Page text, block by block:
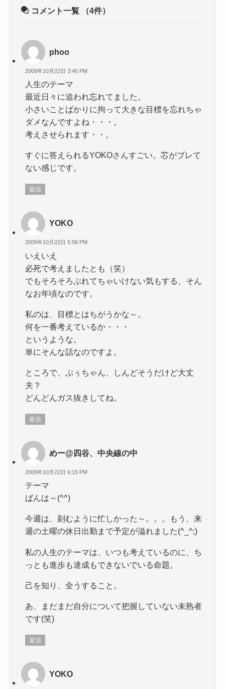
コメント一覧 （4件）
phoo
2009年10月22日 3:40 PM
人生のテーマ
最近日々に追われ忘れてました。
小さいことばかりに拘って大きな目標を忘れちゃ
ダメなんですよね・・・。
考えさせられます・・。
すぐに答えられるYOKOさんすごい。芯がブレて
ない感じです。
返信
YOKO
2009年10月22日 5:58 PM
いえいえ
必死で考えましたとも（笑）
でもそろそろぶれてちゃいけない気もする、そん
なお年頃なのです。
私のは、目標とはちがうかな～。
何を一番考えているか・・・
というような。
単にそんな話なのですよ。
ところで、ぷぅちゃん、しんどそうだけど大丈
夫？
どんどんガス抜きしてね。
返信
めー@四谷、中央線の中
2009年10月22日 6:15 PM
テーマ
ばんは～(^^)
今週は、刻むように忙しかった～。。。もう、来
週の土曜の休日出勤まで予定が溢れました(^_^;)
私の人生のテーマは、いつも考えているのに、ち
っとも進歩も達成もできないでいる命題。
己を知り、全うすること。
あ、まだまだ自分について把握していない未熟者
です(笑)
返信
YOKO